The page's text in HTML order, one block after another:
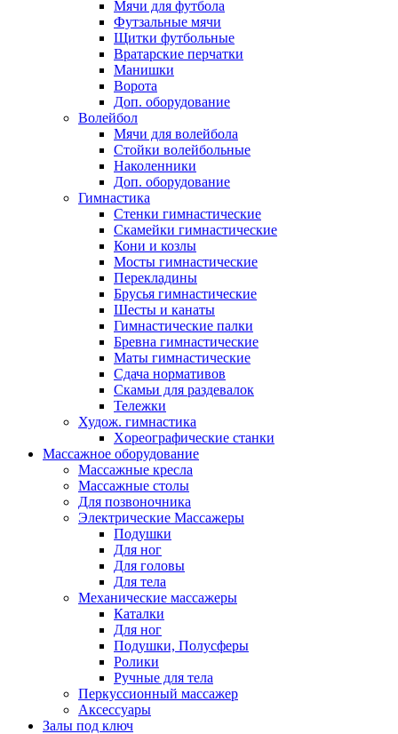
Мячи для футбола
Футзальные мячи
Щитки футбольные
Вратарские перчатки
Манишки
Ворота
Доп. оборудование
Волейбол
Мячи для волейбола
Стойки волейбольные
Наколенники
Доп. оборудование
Гимнастика
Стенки гимнастические
Скамейки гимнастические
Кони и козлы
Мосты гимнастические
Перекладины
Брусья гимнастические
Шесты и канаты
Гимнастические палки
Бревна гимнастические
Маты гимнастические
Сдача нормативов
Скамьи для раздевалок
Тележки
Худож. гимнастика
Xореографические станки
Массажное оборудование
Массажные кресла
Массажные столы
Для позвоночника
Электрические Массажеры
Подушки
Для ног
Для головы
Для тела
Механические массажеры
Каталки
Для ног
Подушки, Полусферы
Ролики
Ручные для тела
Перкуссионный массажер
Аксессуары
Залы под ключ